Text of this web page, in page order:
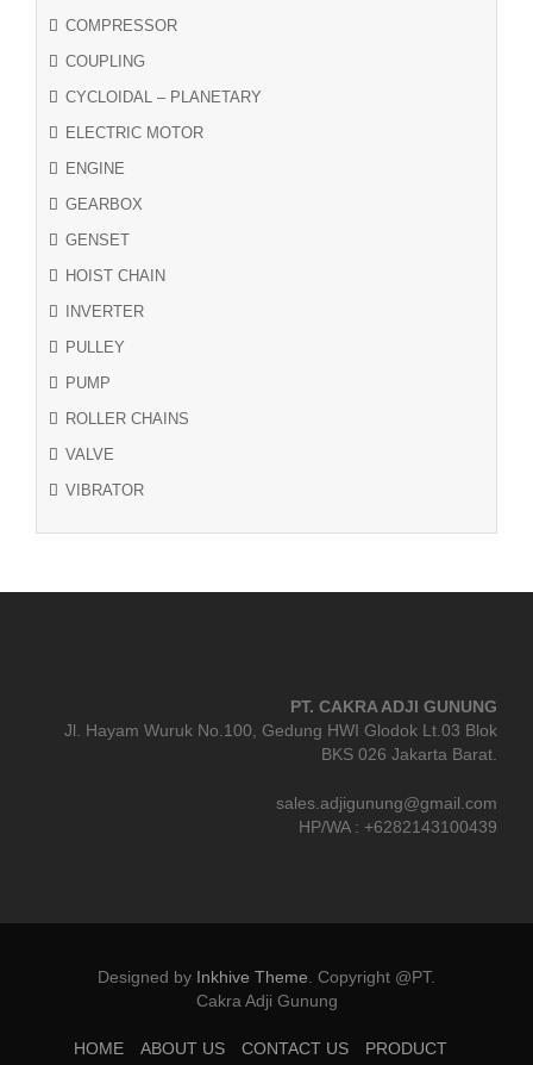
COMPRESSOR
COUPLING
CYCLOIDAL – PLANETARY
ELECTRIC MOTOR
ENGINE
GEARBOX
GENSET
HOIST CHAIN
INVERTER
PULLEY
PUMP
ROLLER CHAINS
VALVE
VIBRATOR
PT. CAKRA ADJI GUNUNG
Jl. Hayam Wuruk No.100, Gedung HWI Glodok Lt.03 Blok
BKS 026 Jakarta Barat.
sales.adjigunung@gmail.com
HP/WA : +6282143100439
Designed by Inkhive Theme Copyright @PT.
Cakra Adji Gunung
HOME ABOUT US CONTACT US
PRODUCT